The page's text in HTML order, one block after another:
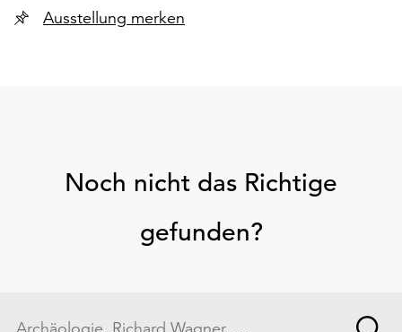
Ausstellung merken
Noch nicht das Richtige
gefunden?